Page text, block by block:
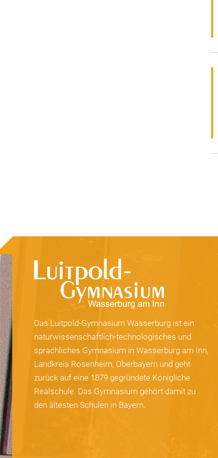
Das Luitpold-Gymnasium Wasserburg ist ein
naturwissenschaftlich-technologisches und
sprachliches Gymnasium in Wasserburg am Inn,
Landkreis Rosenheim, Oberbayern und geht
zurück auf eine 1879 gegründete Königliche
Realschule. Das Gymnasium gehört damit zu
den ältesten Schulen in Bayern.